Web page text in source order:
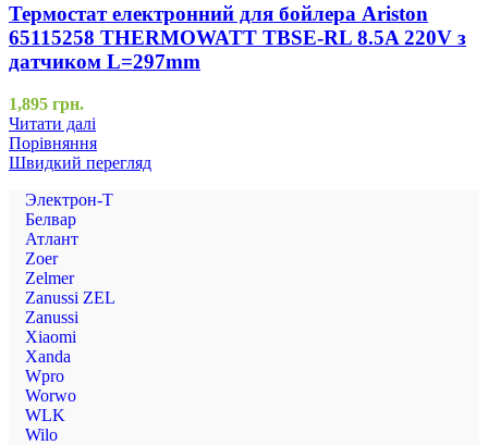
Термостат електронний для бойлера Ariston
65115258 THERMOWATT TBSE-RL 8.5A 220V з
датчиком L=297mm
1,895 грн.
Читати далі
Порівняння
Швидкий перегляд
Электрон-Т
Белвар
Атлант
Zoer
Zelmer
Zanussi ZEL
Zanussi
Xiaomi
Xanda
Wpro
Worwo
WLK
Wilo